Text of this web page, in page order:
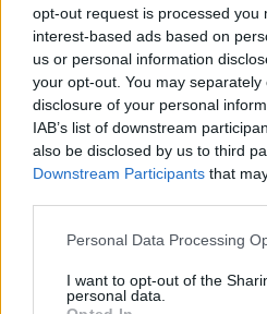
opt-out request is processed you
interest-based ads based on
us or personal information
your opt-out. You may
disclosure of your personal
IAB’s list of downstream
also be disclosed by us to third
Downstream Participants that
Please note that this website/app
not limited to your visit or usage
grant or deny consent to Google
Personal Data Processing
I want to opt-out of the
personal data.
Megkezdődött a Szegedi
téri játszóhelyének építése.
helyszínének számító téren